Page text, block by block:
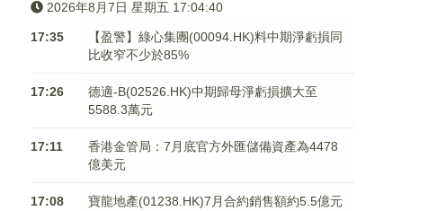
2026年8月7日 星期五 17:04:41
17:35
【盈警】綠心集團(00094.HK)料中期淨虧損同
比收窄不少於85%
17:26
德適-B(02526.HK)中期歸母淨虧損擴大至
5588.3萬元
17:11
香港金管局：7月底官方外匯儲備資產為4478
億美元
17:08 寶龍地產(01238.HK)7月合約銷售額約5.5億元